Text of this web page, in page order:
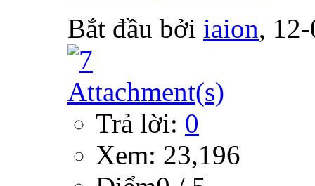
Bắt đầu bởi iaion,
Trả lời: 0
Xem: 23,196